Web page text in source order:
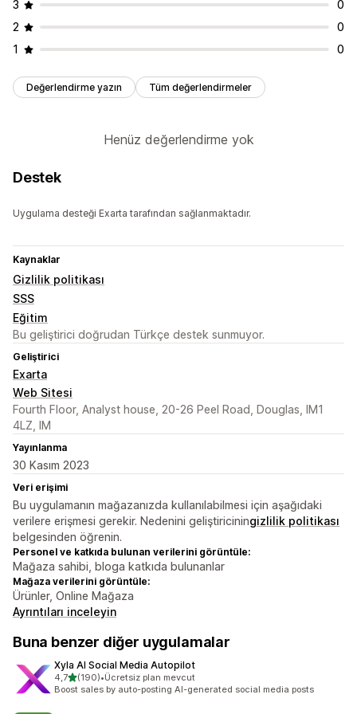
3
0
2
0
1
0
Değerlendirme yazın Tüm değerlendirmeler
Henüz değerlendirme yok
Destek
Uygulama desteği Exarta tarafından sağlanmaktadır.
Kaynaklar
Gizlilik politikası
SSS
Eğitim
Bu geliştirici doğrudan Türkçe destek sunmuyor.
Geliştirici
Exarta
Web Sitesi
Fourth Floor, Analyst house, 20-26 Peel Road, Douglas, IM1
4LZ, IM
Yayınlanma
30 Kasım 2023
Veri erişimi
Bu uygulamanın mağazanızda kullanılabilmesi için aşağıdaki
verilere erişmesi gerekir. Nedenini geliştiriciningizlilik politikası
belgesinden öğrenin.
Personel ve katkıda bulunan verilerini görüntüle:
Mağaza sahibi, bloga katkıda bulunanlar
Mağaza verilerini görüntüle:
Ürünler, Online Mağaza
Ayrıntıları inceleyin
Buna benzer diğer uygulamalar
Xyla AI Social Media Autopilot
4,75 yıldız üzerinden
(190)
toplam 190 değerlendirme
•Ücretsiz plan mevcut
Boost sales by auto-posting AI-generated social media posts